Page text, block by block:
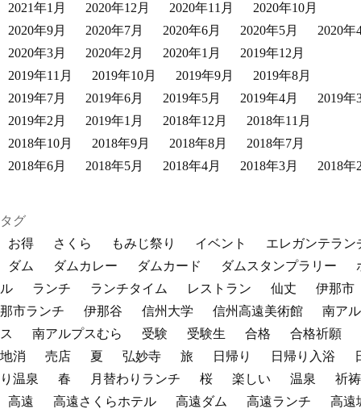
2021年1月
2020年12月 2020年11月
2020年10月
2020年9月
2020年7月 2020年6月 2020年5月
2020年
2020年3月
2020年2月 2020年1月
2019年12月
2019年11月
2019年10月 2019年9月
2019年8月
2019年7月
2019年6月 2019年5月 2019年4月
2019年
2019年2月
2019年1月 2018年12月
2018年11月
2018年10月
2018年9月 2018年8月
2018年7月
2018年6月
2018年5月 2018年4月 2018年3月 2018年
タグ
お得
さくら もみじ祭り イベント
エレガンテラン
ダム
ダムカレー ダムカード ダムスタンプラリー
ル
ランチ ランチタイム レストラン 仙丈
伊那市
那市ランチ
伊那谷 信州大学 信州高遠美術館
南ア
ス
南アルプスむら 受験 受験生 合格
合格祈願
地消
売店 夏 弘妙寺 旅 日帰り 日帰り入浴
り温泉
春 月替わりランチ 桜 楽しい 温泉
祈祷
高遠
高遠さくらホテル 高遠ダム 高遠ランチ
高遠